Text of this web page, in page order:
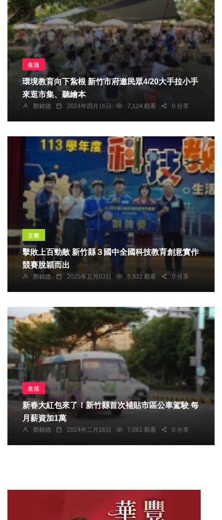
生活
環境教育向下紮根 新竹市府邀民眾4/20大手拉小手
來逛市集、聽繪本
鄭銘德 2024年四月16日 7,124 觀看 0 分享
文教
擊敗上百勁敵 新竹縣３國中全國科技教育創意實作
競賽脫穎而出
鄭銘德 2025年五月03日 5,931 觀看 0 分享
生活
新春大紅包來了！新竹縣首次補貼市區公車駕駛 每
月薪資加1萬
鄭銘德 2024年二月16日 7,061 觀看 0 分享